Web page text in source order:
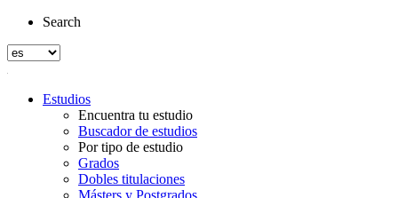
Search
Estudios
Encuentra tu estudio
Buscador de estudios
Por tipo de estudio
Grados
Dobles titulaciones
Másters y Postgrados